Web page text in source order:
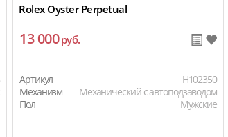
Rolex Oyster Perpetual
13 000руб.
Артикул
H102350
Механизм
Механический с автоподзаводом
Пол
Мужские